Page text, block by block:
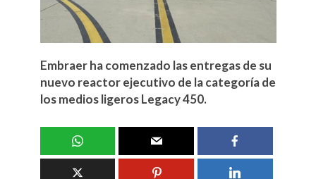
Embraer ha comenzado las entregas de su
nuevo reactor ejecutivo de la categoría de
los medios ligeros Legacy 450.